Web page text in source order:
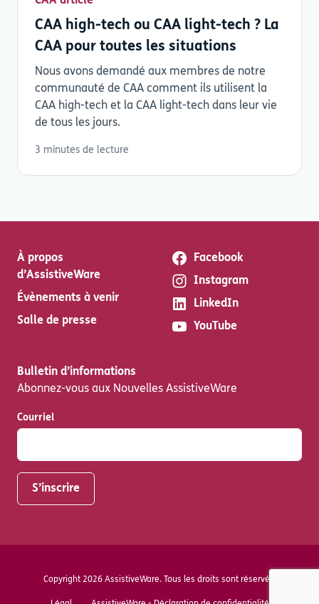
CAA high-tech ou CAA light-tech ? La
CAA pour toutes les situations
Nous avons demandé aux membres de notre
communauté de CAA comment ils utilisent la
CAA high-tech et la CAA light-tech dans leur vie
de tous les jours.
3 minutes de lecture
À propos
d’AssistiveWare
Évènements à venir
Salle de presse
Facebook
Instagram
LinkedIn
YouTube
Bulletin d’informations
Abonnez-vous aux Nouvelles AssistiveWare
Courriel
Copyright 2026 AssistiveWare. Tous les droits sont réservés.